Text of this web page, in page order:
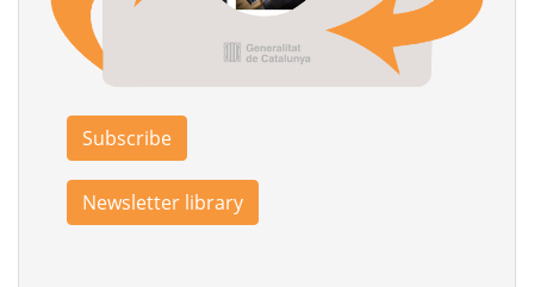
Subscribe
Newsletter library